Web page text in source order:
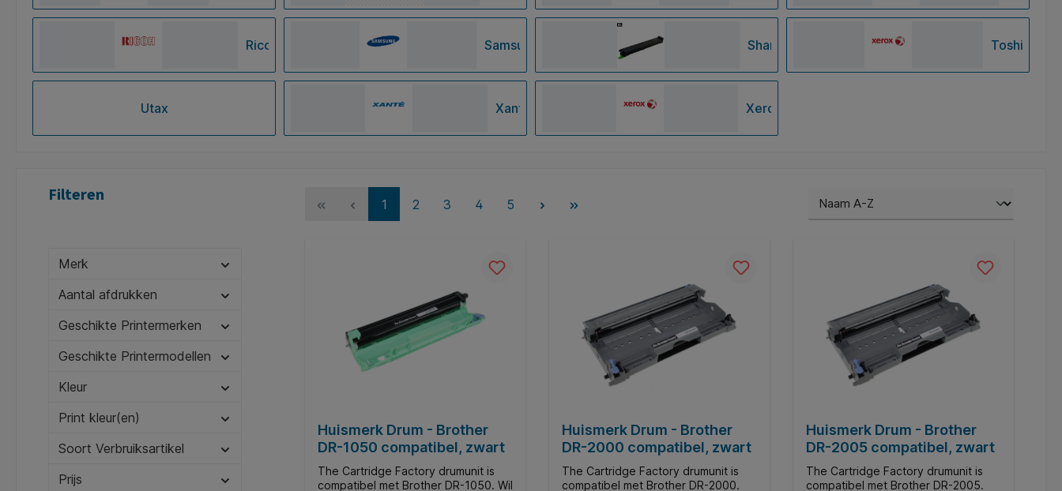
Ricoh Samsung Sharp Toshiba
Utax Xanté Xerox
Filteren
Merk
Aantal afdrukken
Geschikte Printermerken
Geschikte Printermodellen
Kleur
Print kleur(en)
Soort Verbruiksartikel
Prijs
1 2 3 4 5
Huismerk Drum - Brother
DR-1050 compatibel, zwart
The Cartridge Factory drumunit is
compatibel met Brother DR-1050. Wil
Huismerk Drum - Brother
DR-2000 compatibel, zwart
The Cartridge Factory drumunit is
compatibel met Brother DR-2000.
Huismerk Drum - Brother
DR-2005 compatibel, zwart
The Cartridge Factory drumunit is
compatibel met Brother DR-2005.